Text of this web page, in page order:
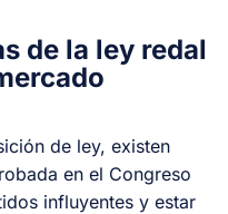
de la ley redal
de ley, existen
en el Congreso
influyentes y estar